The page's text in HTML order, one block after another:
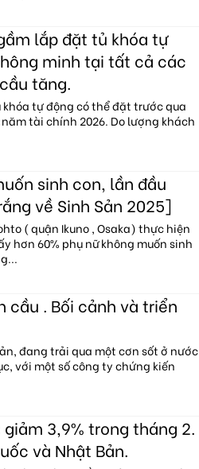
lắp đặt tủ khóa tự
minh tại tất cả các
tăng.
tự động có thể đặt trước qua
tài chính 2026. Do lượng khách
sinh con, lần đầu
về Sinh Sản 2025]
( quận Ikuno , Osaka) thực hiện
hơn 60% phụ nữ không muốn sinh
. Bối cảnh và triển
đang trải qua một cơn sốt ở nước
với một số công ty chứng kiến
3,9% trong tháng 2.
và Nhật Bản.